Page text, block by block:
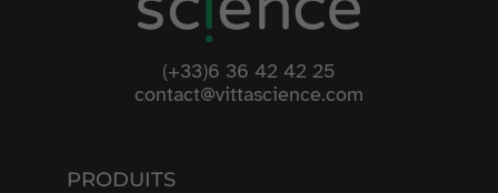
(+33)6 36 42 42 25
contact@vittascience.com
PRODUITS